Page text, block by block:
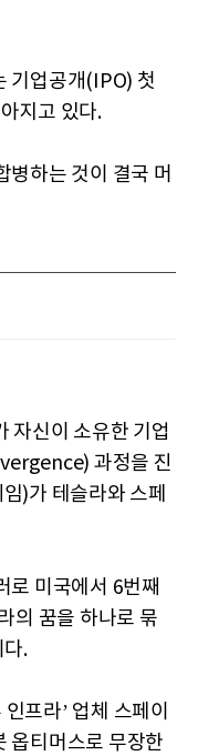
기업공개(IPO) 첫
지고 있다.
병하는 것이 결국 머
자신이 소유한 기업
과정을 진
)가 테슬라와 스페
로 미국에서 6번째
의 꿈을 하나로 묶
다.
프라’ 업체 스페이
옵티머스로 무장한